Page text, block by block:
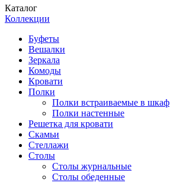
Каталог
Коллекции
Буфеты
Вешалки
Зеркала
Комоды
Кровати
Полки
Полки встраиваемые в шкаф
Полки настенные
Решетка для кровати
Скамьи
Стеллажи
Столы
Столы журнальные
Столы обеденные